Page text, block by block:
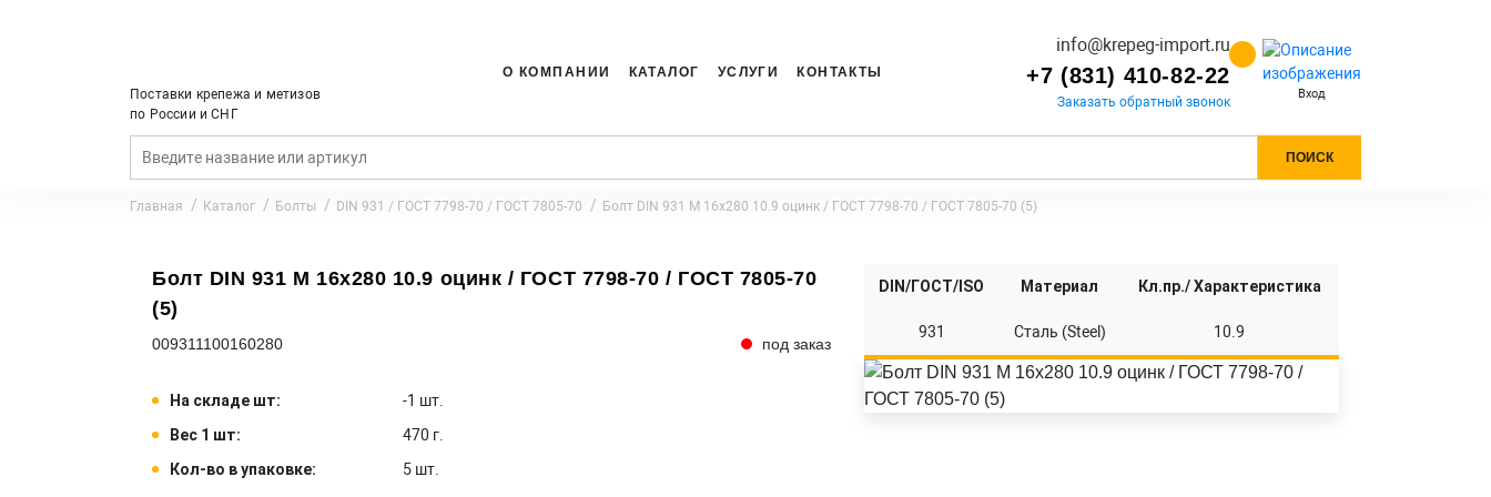
Поставки крепежа и метизов
по России и СНГ
О КОМПАНИИ КАТАЛОГ УСЛУГИ КОНТАКТЫ
info@krepeg-import.ru
+7 (831) 410-82-22
Заказать обратный звонок Вход
ПОИСК
Главная Каталог Болты DIN 931 / ГОСТ 7798-70 / ГОСТ 7805-70 Болт DIN 931 M 16x280 10.9 оцинк / ГОСТ 7798-70 / ГОСТ 7805-70 (5)
Болт DIN 931 M 16x280 10.9 оцинк / ГОСТ 7798-70 / ГОСТ 7805-70
(5)
009311100160280 под заказ
На складе шт:
-1 шт.
Вес 1 шт:
470 г.
Кол-во в упаковке:
5 шт.
DIN/ГОСТ/ISO Материал Кл.пр./ Характеристика
931 Сталь (Steel) 10.9